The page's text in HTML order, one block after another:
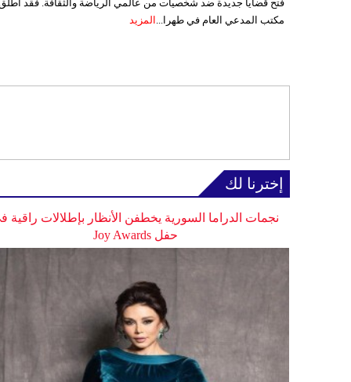
فتح قضايا جديدة ضد شخصيات من عالمي الرياضة والثقافة. فقد
مكتب المدعي العام في طهرا... المزيد
إخترنا لك
نجمات الدراما السورية يخطفن الأنظار بإطلالات راقية
حفل Joy Awards